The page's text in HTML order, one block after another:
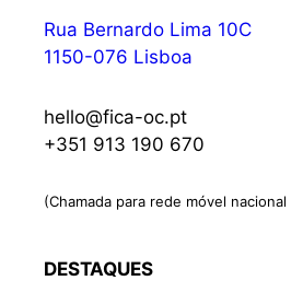
Rua Bernardo Lima 10C
1150-076 Lisboa
hello@fica-oc.pt
+351 913 190 670
(Chamada para rede móvel nacional
DESTAQUES